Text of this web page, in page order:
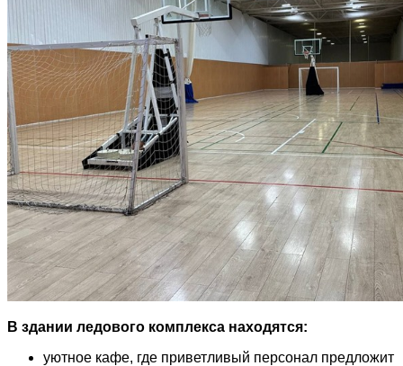
В здании ледового комплекса находятся:
уютное кафе, где приветливый персонал предложит